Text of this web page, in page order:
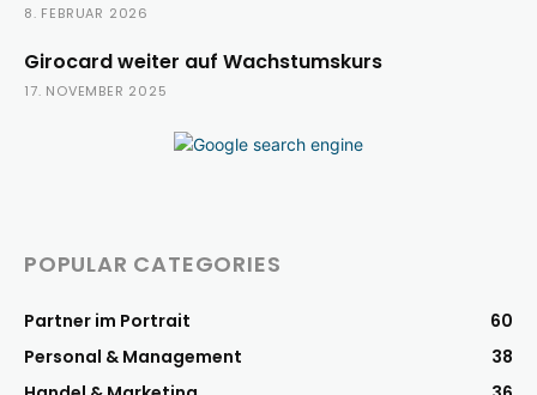
8. FEBRUAR 2026
Girocard weiter auf Wachstumskurs
17. NOVEMBER 2025
POPULAR CATEGORIES
Partner im Portrait
60
Personal & Management
38